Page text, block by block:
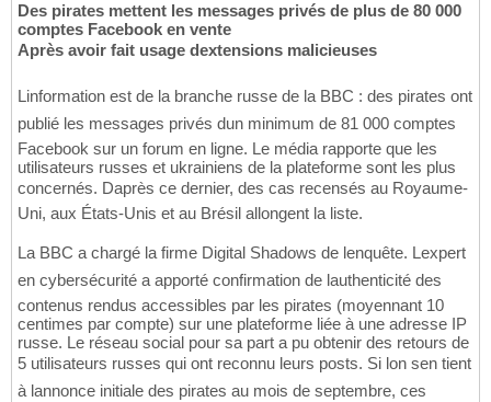
Des pirates mettent les messages privés de plus de 80 000
comptes Facebook en vente
Après avoir fait usage dextensions malicieuses
Linformation est de la branche russe de la BBC : des pirates ont
publié les messages privés dun minimum de 81 000 comptes
Facebook sur un forum en ligne. Le média rapporte que les
utilisateurs russes et ukrainiens de la plateforme sont les plus
concernés. Daprès ce dernier, des cas recensés au Royaume-
Uni, aux États-Unis et au Brésil allongent la liste.
La BBC a chargé la firme Digital Shadows de lenquête. Lexpert
en cybersécurité a apporté confirmation de lauthenticité des
contenus rendus accessibles par les pirates (moyennant 10
centimes par compte) sur une plateforme liée à une adresse IP
russe. Le réseau social pour sa part a pu obtenir des retours de
5 utilisateurs russes qui ont reconnu leurs posts. Si lon sen tient
à lannonce initiale des pirates au mois de septembre, ces